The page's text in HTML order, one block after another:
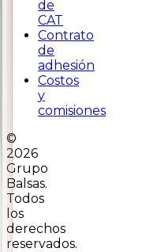
de
CAT
Contrato
de
adhesión
Costos
y
comisiones
©
2026
Grupo
Balsas.
Todos
los
derechos
reservados.